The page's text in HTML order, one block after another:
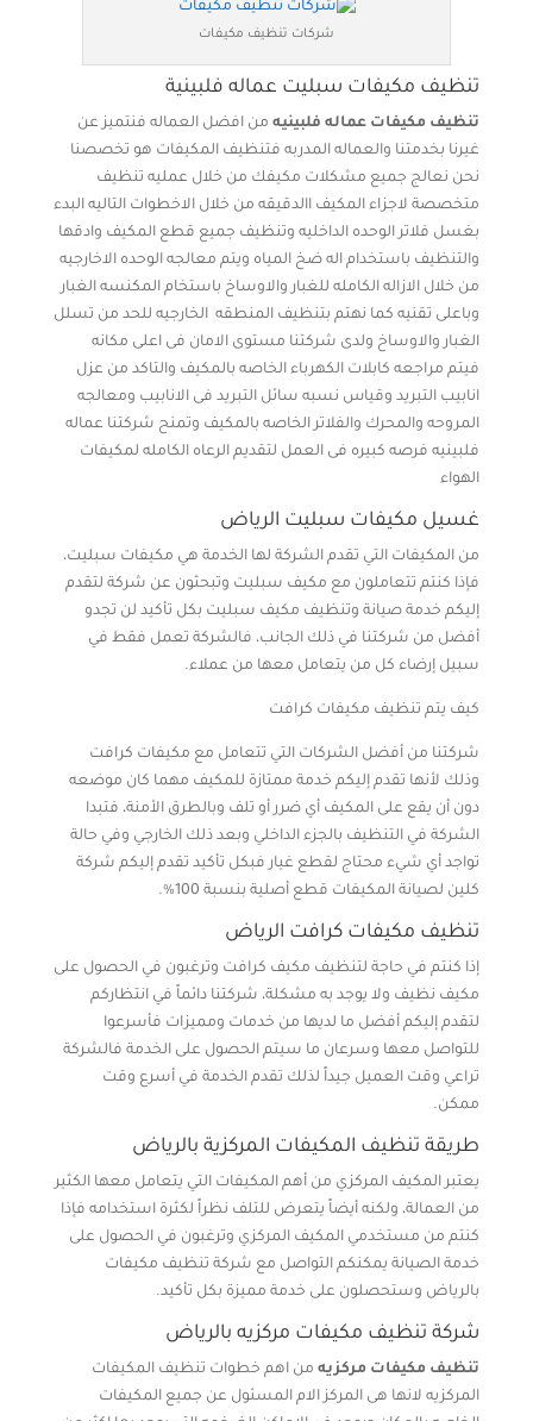
شركات تنظيف مكيفات
تنظيف مكيفات سبليت عماله فلبينية
تنظيف مكيفات عماله فلبينيهمن افضل العماله فنتميز عن
غيرنا بخدمتنا والعماله المدربه فتنظيف المكيفات هو تخصصنا
نحن نعالج جميع مشكلات مكيفك من خلال عمليه تنظيف
متخصصة لاجزاء المكيف االدقيقه من خلال الاخطوات التاليه البدء
بغسل فلاتر الوحده الداخليه وتنظيف جميع قطع المكيف وادقها
والتنظيف باستخدام اله ضخ المياه ويتم معالجه الوحده الاخارجيه
من خلال الازاله الكامله للغبار والاوساخ باستخام المكنسه الغبار
وباعلى تقنيه كما نهتم بتنظيف المنطقه الخارجيه للحد من تسلل
الغبار والاوساخ ولدى شركتنا مستوى الامان فى اعلى مكانه
فيتم مراجعه كابلات الكهرباء الخاصه بالمكيف والتاكد من عزل
انابيب التبريد وقياس نسبه سائل التبريد فى الانابيب ومعالجه
المروحه والمحرك والفلاتر الخاصه بالمكيف وتمنح شركتنا عماله
فلبينيه فرصه كبيره فى العمل لتقديم الرعاه الكامله لمكيفات
الهواء
غسيل مكيفات سبليت الرياض
من المكيفات التي تقدم الشركة لها الخدمة هي مكيفات سبليت،
فإذا كنتم تتعاملون مع مكيف سبليت وتبحثون عن شركة لتقدم
إليكم خدمة صيانة وتنظيف مكيف سبليت بكل تأكيد لن تجدو
أفضل من شركتنا في ذلك الجانب، فالشركة تعمل فقط في
سبيل إرضاء كل من يتعامل معها من عملاء.
كيف يتم تنظيف مكيفات كرافت
شركتنا من أفضل الشركات التي تتعامل مع مكيفات كرافت
وذلك لأنها تقدم إليكم خدمة ممتازة للمكيف مهما كان موضعه
دون أن يقع على المكيف أي ضرر أو تلف وبالطرق الأمنة، فتبدا
الشركة في التنظيف بالجزء الداخلي وبعد ذلك الخارجي وفي حالة
تواجد أي شيء محتاج لقطع غيار فبكل تأكيد تقدم إليكم شركة
كلين لصيانة المكيفات قطع أصلية بنسبة 100%.
تنظيف مكيفات كرافت الرياض
إذا كنتم في حاجة لتنظيف مكيف كرافت وترغبون في الحصول على
مكيف نظيف ولا يوجد به مشكلة، شركتنا دائماً في انتظاركم
لتقدم إليكم أفضل ما لديها من خدمات ومميزات فأسرعوا
للتواصل معها وسرعان ما سيتم الحصول على الخدمة فالشركة
تراعي وقت العميل جيداً لذلك تقدم الخدمة في أسرع وقت
ممكن.
طريقة تنظيف المكيفات المركزية بالرياض
يعتبر المكيف المركزي من أهم المكيفات التي يتعامل معها الكثير
من العمالة، ولكنه أيضاً يتعرض للتلف نظراً لكثرة استخدامه فإذا
كنتم من مستخدمي المكيف المركزي وترغبون في الحصول على
خدمة الصيانة يمكنكم التواصل مع شركة تنظيف مكيفات
بالرياض وستحصلون على خدمة مميزة بكل تأكيد.
شركة تنظيف مكيفات مركزيه بالرياض
تنظيف مكيفات مركزيهمن اهم خطوات تنظيف المكيفات
المركزيه لانها هى المركز الام المسئول عن جميع المكيفات